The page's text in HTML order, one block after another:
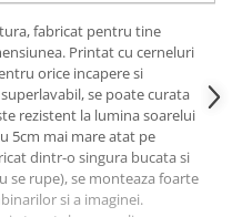
fabricat pentru tine
Printat cu cerneluri
orice incapere si
se poate curata
rezistent la lumina soarelui
5cm mai mare atat pe
dintr-o singura bucata si
se rupe), se monteaza foarte
si a imaginei.